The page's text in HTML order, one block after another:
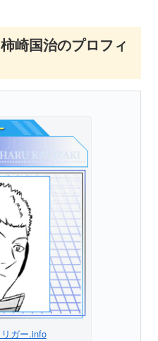
崎国治のプロフィ
ガー.info